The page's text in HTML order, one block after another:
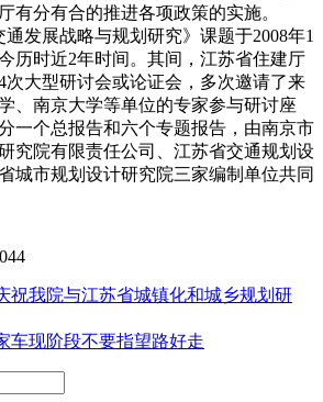
有分有合的推进各项政策的实施。
发展战略与规划研究》课题于2008年1
历时近2年时间。其间，江苏省住建厅
次大型研讨会或论证会，多次邀请了来
、南京大学等单位的专家参与研讨座
一个总报告和六个专题报告，由南京市
究院有限责任公司、江苏省交通规划设
城市规划设计研究院三家编制单位共同
祝我院与江苏省城镇化和城乡规划研
车现阶段不要指望路好走